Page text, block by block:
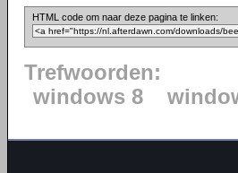
HTML code om naar deze pagina te linken:
Trefwoorden:
windows 8